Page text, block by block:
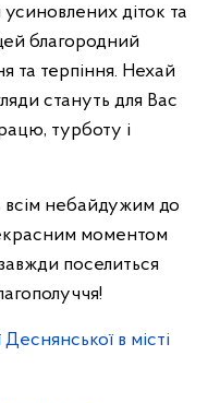
усиновлених діток та
благородний
та терпіння. Нехай
стануть для Вас
турботу і
всім небайдужим до
моментом
поселиться
в місті